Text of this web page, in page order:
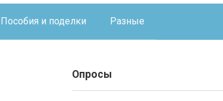
Пособия и поделки Разные
Опросы